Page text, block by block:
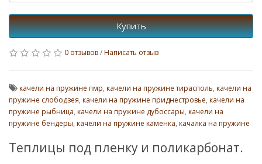
Купить
0 отзывов/Написать отзыв
качели на пружине пмр, качели на пружине тирасполь, качели на
пружине слободзея, качели на пружине приднестровье, качели на
пружине рыбница, качели на пружине дубоссары, качели на
пружине бендеры, качели на пружине каменка, качалка на пружине
Теплицы под пленку и поликарбонат.